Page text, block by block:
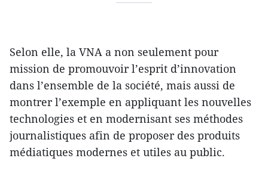
Selon elle, la VNA a non seulement pour
mission de promouvoir l’esprit d’innovation
dans l’ensemble de la société, mais aussi de
montrer l’exemple en appliquant les nouvelles
technologies et en modernisant ses méthodes
journalistiques afin de proposer des produits
médiatiques modernes et utiles au public.